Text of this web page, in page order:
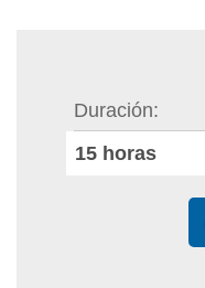
Duración
15 horas